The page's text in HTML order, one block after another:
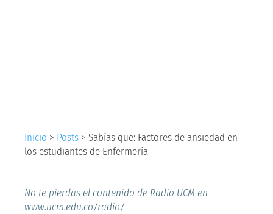
Inicio > Posts > Sabías que: Factores de ansiedad en
los estudiantes de Enfermería
No te pierdas el contenido de Radio UCM en
www.ucm.edu.co/radio/